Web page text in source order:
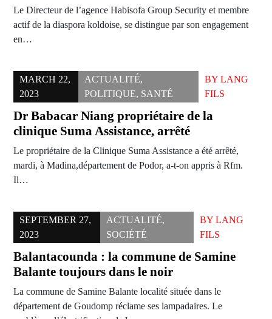
Le Directeur de l’agence Habisofa Group Security et membre
actif de la diaspora koldoise, se distingue par son engagement
en…
MARCH 22,
2023
ACTUALITÉ,
POLITIQUE, SANTÉ
BYLANG
FILS
Dr Babacar Niang propriétaire de la
clinique Suma Assistance, arrêté
Le propriétaire de la Clinique Suma Assistance a été arrêté,
mardi, à Madina,département de Podor, a-t-on appris à Rfm.
Il…
SEPTEMBER 27,
2023
ACTUALITÉ,
SOCIÉTÉ
BY LANG
FILS
Balantacounda : la commune de Samine
Balante toujours dans le noir
La commune de Samine Balante localité située dans le
département de Goudomp réclame ses lampadaires. Le